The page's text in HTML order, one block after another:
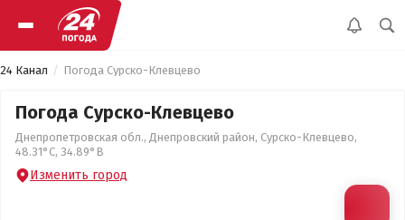
24 Канал Погода Сурско-Клевцево
Погода Сурско-Клевцево
Днепропетровская обл., Днепровский район, Сурско-Клевцево,
48.31°С, 34.89°В
Изменить город